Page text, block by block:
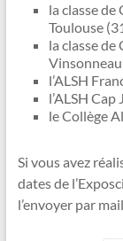
la classe de
Toulouse
la classe
l’ALSH
l’ALSH
le Collège
Si vous avez
dates de
l’envoyer par